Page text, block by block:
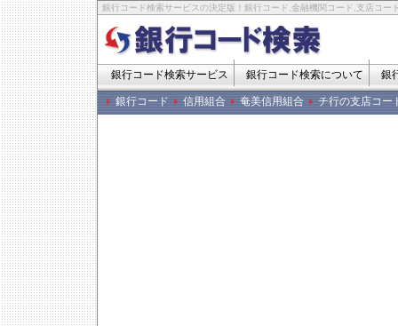
銀行コード検索サービスの決定版！銀行コード,金融機関コード,支店コー
銀行コード検索サービス 銀行コード検索について 銀
銀行コード 信用組合 奄美信用組合 チ行の支店コー